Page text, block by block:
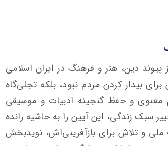
پیوند دین، هنر و فرهنگ در ایران اسلامی
بیدار کردن مردم نبود، بلکه تجلی‌گاه
معنوی و حفظ گنجینه ادبیات و موسیقی
سبک زندگی، این آیین را به حاشیه رانده
و تلاش برای بازآفرینی‌اش، نویدبخش